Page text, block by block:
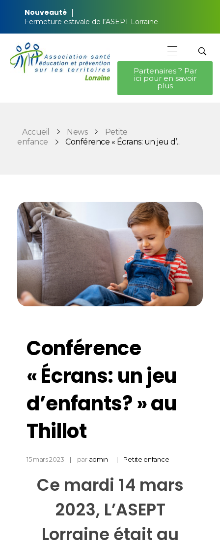
Nouveauté
Fermeture estivale de l’ASEPT Lorraine
Partenaires ? Par
ici pour en savoir
plus
Accueil News
Petite
enfance
Conférence « Écrans: un jeu d’...
Conférence
« Écrans: un jeu
d’enfants? » au
Thillot
15 mars 2023 par admin Petite enfance
Ce mardi 14 mars
2023, L’ASEPT
Lorraine était au